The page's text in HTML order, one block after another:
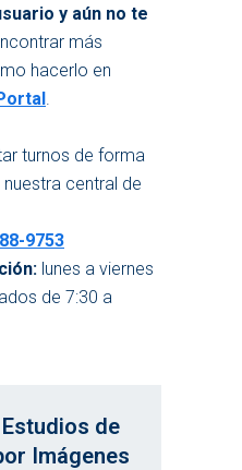
y aún no te
más
hacerlo en
.
turnos de forma
central de
9753
lunes a viernes
de 7:30 a
de
Imágenes